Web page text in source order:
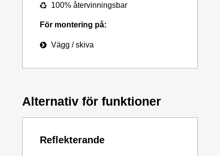
100% återvinningsbar
För montering på:
Vägg / skiva
Alternativ för funktioner
Reflekterande